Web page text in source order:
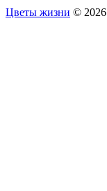
Цветы жизни © 2026